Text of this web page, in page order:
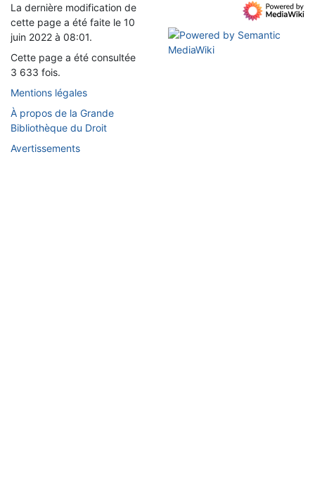
La dernière modification de
cette page a été faite le 10
juin 2022 à 08:01.
Cette page a été consultée
3 633 fois.
Mentions légales
À propos de la Grande
Bibliothèque du Droit
Avertissements